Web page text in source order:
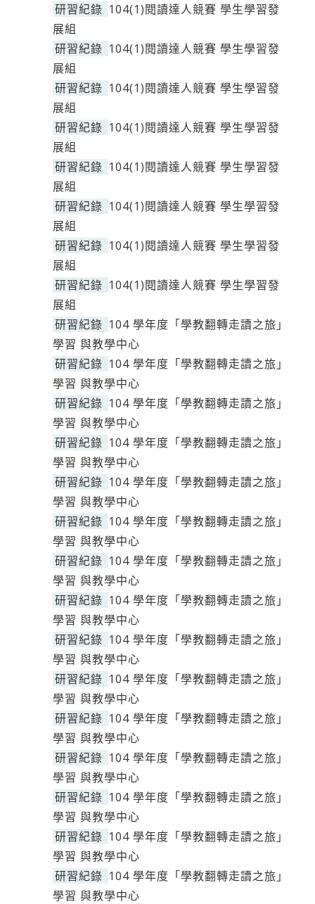
研習紀錄 104(1)閱讀達人競賽 學生學習發
展組
研習紀錄 104(1)閱讀達人競賽 學生學習發
展組
研習紀錄 104(1)閱讀達人競賽 學生學習發
展組
研習紀錄 104(1)閱讀達人競賽 學生學習發
展組
研習紀錄 104(1)閱讀達人競賽 學生學習發
展組
研習紀錄 104(1)閱讀達人競賽 學生學習發
展組
研習紀錄 104(1)閱讀達人競賽 學生學習發
展組
研習紀錄 104(1)閱讀達人競賽 學生學習發
展組
研習紀錄 104 學年度「學教翻轉走讀之旅」
學習 與教學中心
研習紀錄 104 學年度「學教翻轉走讀之旅」
學習 與教學中心
研習紀錄 104 學年度「學教翻轉走讀之旅」
學習 與教學中心
研習紀錄 104 學年度「學教翻轉走讀之旅」
學習 與教學中心
研習紀錄 104 學年度「學教翻轉走讀之旅」
學習 與教學中心
研習紀錄 104 學年度「學教翻轉走讀之旅」
學習 與教學中心
研習紀錄 104 學年度「學教翻轉走讀之旅」
學習 與教學中心
研習紀錄 104 學年度「學教翻轉走讀之旅」
學習 與教學中心
研習紀錄 104 學年度「學教翻轉走讀之旅」
學習 與教學中心
研習紀錄 104 學年度「學教翻轉走讀之旅」
學習 與教學中心
研習紀錄 104 學年度「學教翻轉走讀之旅」
學習 與教學中心
研習紀錄 104 學年度「學教翻轉走讀之旅」
學習 與教學中心
研習紀錄 104 學年度「學教翻轉走讀之旅」
學習 與教學中心
研習紀錄 104 學年度「學教翻轉走讀之旅」
學習 與教學中心
研習紀錄 104 學年度「學教翻轉走讀之旅」
學習 與教學中心